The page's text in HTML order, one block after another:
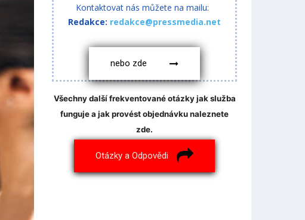
Kontaktovat nás můžete na mailu:
Redakce: redakce@pressmedia.net
nebo zde
Všechny další frekventované otázky jak služba
funguje a jak provést objednávku naleznete
zde.
Otázky a Odpovědi